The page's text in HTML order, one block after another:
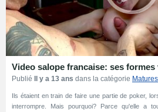
Video salope francaise: ses
Publié Il y a 13 ans dans la catégorie
Ils étaient en train de faire une partie de poker,
interrompre. Mais pourquoi? Parce qu'elle a